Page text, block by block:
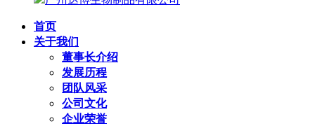
首页
关于我们
董事长介绍
发展历程
团队风采
公司文化
企业荣誉